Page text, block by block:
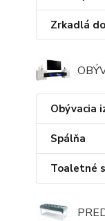
Zrkadlá
Obývacia
Spálňa
Toaletné